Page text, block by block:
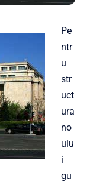
Pe
ntr
u
str
uct
ura
no
ulu
i
gu